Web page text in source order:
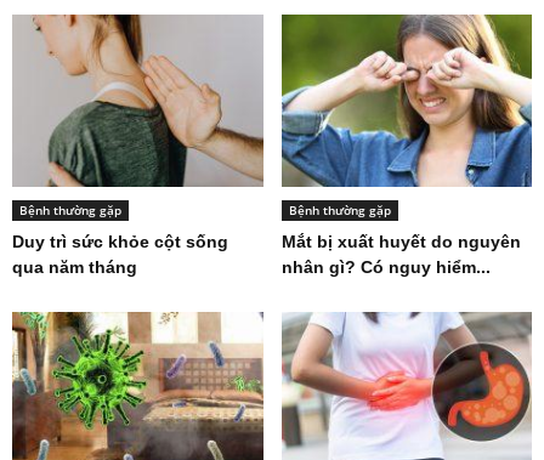
Bệnh thường gặp
Duy trì sức khỏe cột sống
qua năm tháng
Bệnh thường gặp
Mắt bị xuất huyết do nguyên
nhân gì? Có nguy hiểm...